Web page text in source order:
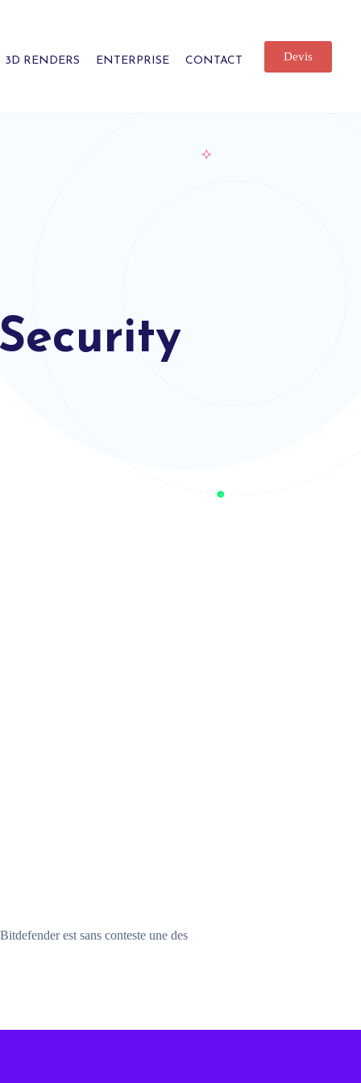
3D RENDERS ENTERPRISE CONTACT Devis
est sans conteste une des